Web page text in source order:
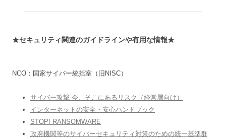
★セキュリティ関連のガイドラインや有用な情報★
NCO：国家サイバー統括室（旧NISC）
サイバー攻撃 今、そこにあるリスク（経営層向け）
インターネットの安全・安心ハンドブック
STOP! RANSOMWARE
政府機関等のサイバーセキュリティ対策のための統一基準群